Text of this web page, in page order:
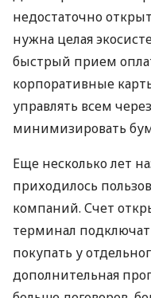
недостаточно
нужна целая
быстрый прием
корпоративные
управлять всем
минимизировать
Еще несколько лет
приходилось
компаний. Счет
терминал
покупать у
дополнительная